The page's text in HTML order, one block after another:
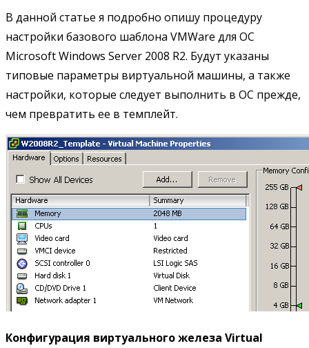
В данной статье я подробно опишу процедуру
настройки базового шаблона VMWare для ОС
Microsoft Windows Server 2008 R2. Будут указаны
типовые параметры виртуальной машины, а также
настройки, которые следует выполнить в ОС прежде,
чем превратить ее в темплейт.
Конфигурация виртуального железа Virtual